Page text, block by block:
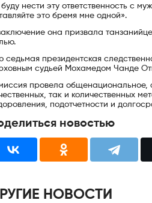
буду нести эту ответственность с
это бремя мне одной».
она призвала
седьмая президентская
судьей Мохамедом Чанде
провела общенациональное,
так и количественных
подотчетности и
новостью
НОВОСТИ